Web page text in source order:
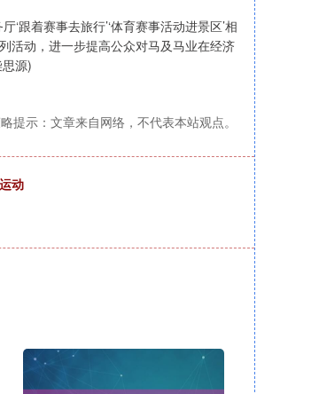
跟着赛事去旅行’‘体育赛事活动进景区’相
活动，进一步提高公众对马及马业在经济
源)
提示：文章来自网络，不代表本站观点。
动